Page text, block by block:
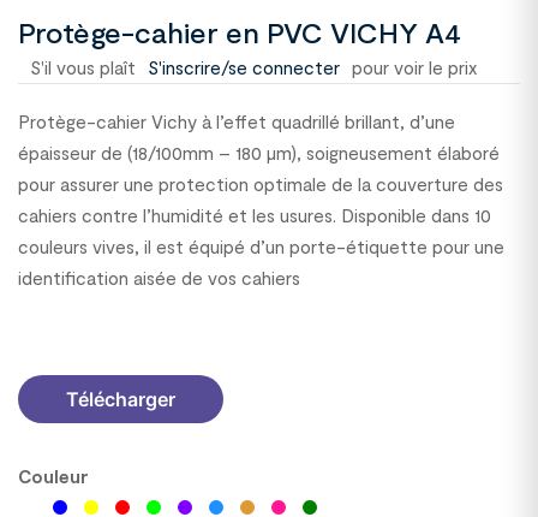
Protège-cahier en PVC VICHY A4
S'il vous plaît S'inscrire/se connecter pour voir le prix
Protège-cahier Vichy à l’effet quadrillé brillant, d’une
épaisseur de (18/100mm – 180 µm), soigneusement élaboré
pour assurer une protection optimale de la couverture des
cahiers contre l’humidité et les usures. Disponible dans 10
couleurs vives, il est équipé d’un porte-étiquette pour une
identification aisée de vos cahiers
Télécharger
Couleur